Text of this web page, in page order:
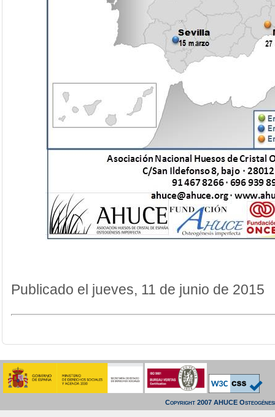
Publicado el jueves, 11 de junio de 2015
Copyright 2007 AHUCE